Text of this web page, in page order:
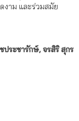
งาม และร่วมสมัย
ะชารักษ์, จรสิริ สุกร